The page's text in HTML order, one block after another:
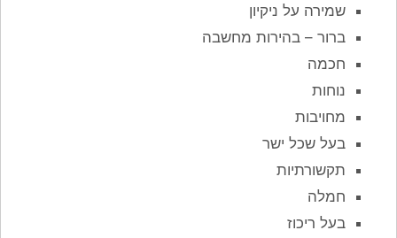
שמירה על ניקיון
ברור – בהירות מחשבה
חכמה
נוחות
מחויבות
בעל שכל ישר
תקשורתיות
חמלה
בעל ריכוז